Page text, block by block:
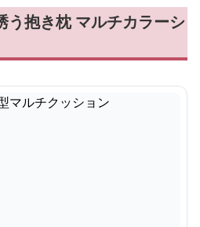
う抱き枕 マルチカラーシ